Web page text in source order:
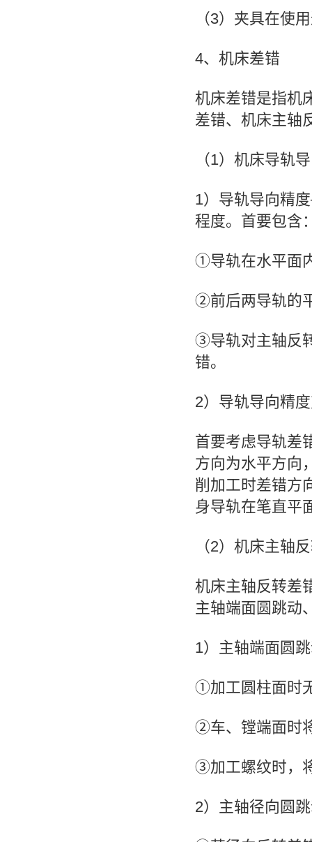
（3）夹具在使
4、机床差错
机床差错是指机
差错、机床主轴
（1）机床导轨
1）导轨导向精
程度。首要包含
①导轨在水平面
②前后两导轨的
③导轨对主轴反
错。
2）导轨导向精
首要考虑导轨差
方向为水平方向
削加工时差错方
身导轨在笔直平
（2）机床主轴
机床主轴反转差
主轴端面圆跳动
1）主轴端面圆
①加工圆柱面时
②车、镗端面时
③加工螺纹时，
2）主轴径向圆